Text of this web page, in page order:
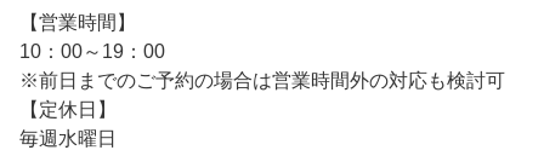
【営業時間】
10：00～19：00
※前日までのご予約の場合は営業時間外の対応も検討可
【定休日】
毎週水曜日